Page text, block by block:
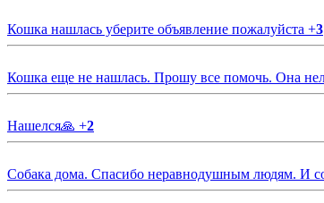
Кошка нашлась уберите объявление пожалуйста +3
Кошка еще не нашлась. Прошу все помочь. Она
Нашелся🙏 +2
Собака дома. Спасибо неравнодушным людям. И